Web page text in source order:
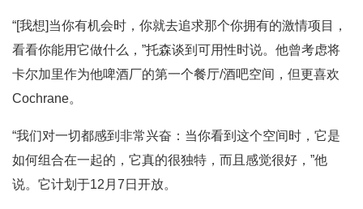
“[我想]当你有机会时，你就去追求那个你拥有的激情项目，
看看你能用它做什么，”托森谈到可用性时说。他曾考虑将
卡尔加里作为他啤酒厂的第一个餐厅/酒吧空间，但更喜欢
Cochrane。
“我们对一切都感到非常兴奋：当你看到这个空间时，它是
如何组合在一起的，它真的很独特，而且感觉很好，”他
说。它计划于12月7日开放。